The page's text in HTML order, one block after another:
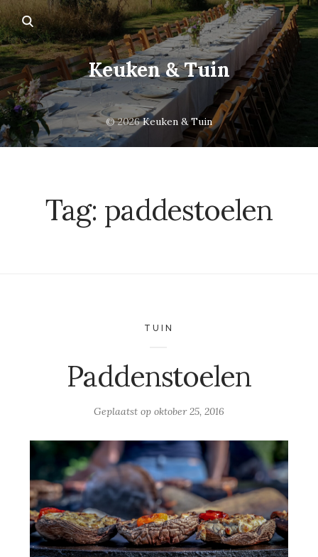
Keuken & Tuin
© 2026Keuken & Tuin
Tag: paddestoelen
TUIN
Paddenstoelen
Geplaatst op oktober 25, 2016